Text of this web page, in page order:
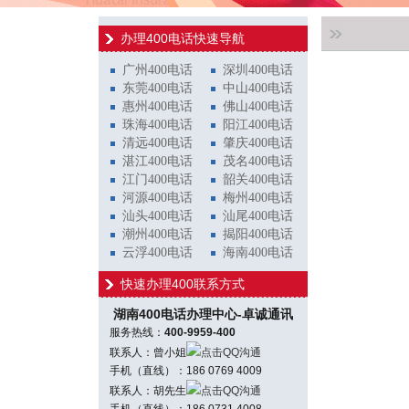
办理400电话快速导航
广州400电话
深圳400电话
东莞400电话
中山400电话
惠州400电话
佛山400电话
珠海400电话
阳江400电话
清远400电话
肇庆400电话
湛江400电话
茂名400电话
江门400电话
韶关400电话
河源400电话
梅州400电话
汕头400电话
汕尾400电话
潮州400电话
揭阳400电话
云浮400电话
海南400电话
快速办理400联系方式
湖南400电话办理中心-卓诚通讯
服务热线： 400-9959-400
联系人：曾小姐
点击QQ沟通
手机（直线）：186 0769 4009
联系人：胡先生
点击QQ沟通